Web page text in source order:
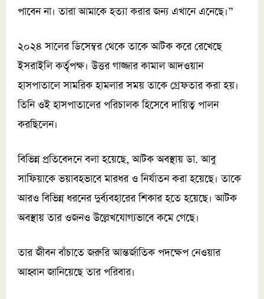
পাবেন না। তারা আমাকে হত্যা করার জন্য এখানে এনেছে।”
২০২৪ সালের ডিসেম্বর থেকে তাকে আটক করে রেখেছে
ইসরাইলি কর্তৃপক্ষ। উত্তর গাজ্জার কামাল আদওয়ান
হাসপাতালে সামরিক হামলার সময় তাকে গ্রেফতার করা হয়।
তিনি ওই হাসপাতালের পরিচালক হিসেবে দায়িত্ব পালন
করছিলেন।
বিভিন্ন প্রতিবেদনে বলা হয়েছে, আটক অবস্থায় ডা. আবু
সাফিয়াকে ভয়াবহভাবে মারধর ও নির্যাতন করা হয়েছে। তাকে
আরও বিভিন্ন ধরনের দুর্ব্যবহারের শিকার হতে হয়েছে। আটক
অবস্থায় তার ওজনও উল্লেখযোগ্যভাবে কমে গেছে।
তার জীবন বাঁচাতে জরুরি আন্তর্জাতিক পদক্ষেপ নেওয়ার
আহ্বান জানিয়েছে তার পরিবার।